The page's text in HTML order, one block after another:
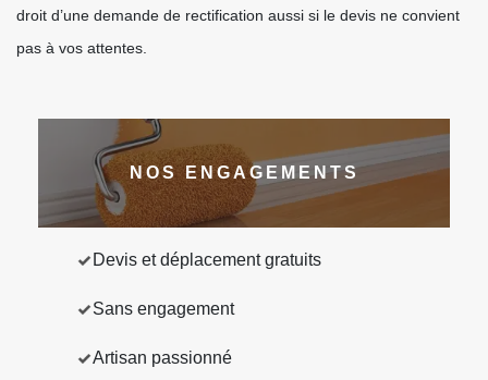
droit d’une demande de rectification aussi si le devis ne convient
pas à vos attentes.
NOS ENGAGEMENTS
Devis et déplacement gratuits
Sans engagement
Artisan passionné